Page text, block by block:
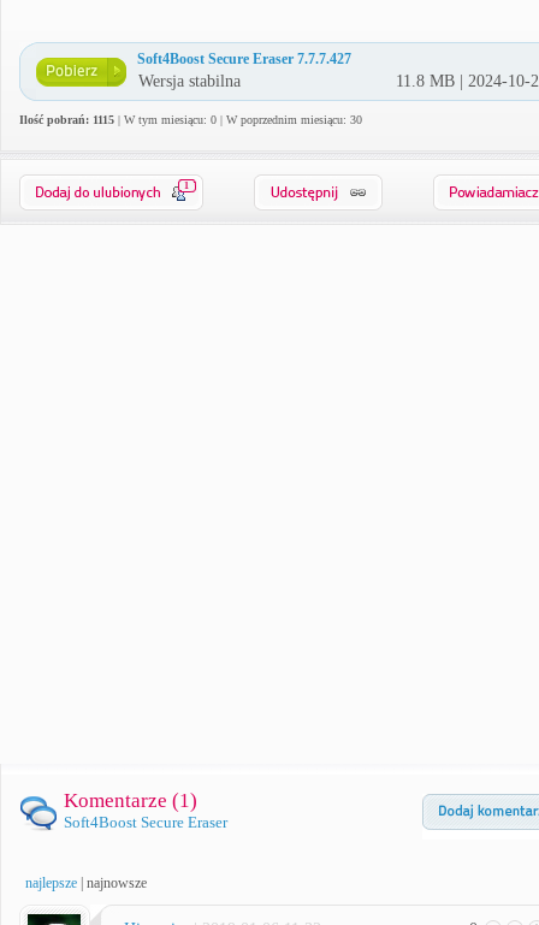
Soft4Boost Secure Eraser 7.7.7.427
Wersja stabilna 11.8 MB | 2024-10-
Ilość pobrań: 1115 | W tym miesiącu: 0 | W poprzednim miesiącu: 30
1
Komentarze (1)
Soft4Boost Secure Eraser
najlepsze najnowsze